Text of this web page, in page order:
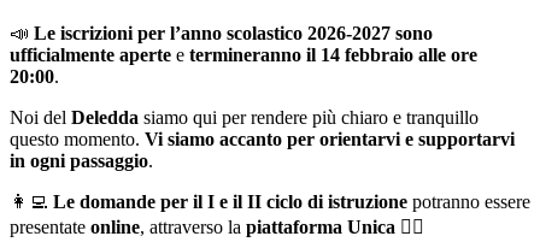
📣 Le iscrizioni per l’anno scolastico 2026-2027 sono
ufficialmente aperte e termineranno il 14 febbraio alle ore
20:00.
Noi del Deledda siamo qui per rendere più chiaro e tranquillo
questo momento. Vi siamo accanto per orientarvi e supportarvi
in ogni passaggio.
👩‍💻 Le domande per il I e il II ciclo di istruzione potranno essere
presentate online, attraverso la piattaforma Unica 👉🏻